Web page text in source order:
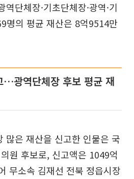
단체장·기초단체장·광역·기
명의 평균 재산은 8억9514만
광역단체장 후보 평균 재
많은 재산을 신고한 인물은 국
원 후보로, 신고액은 1049억
무소속 김재선 전북 정읍시장